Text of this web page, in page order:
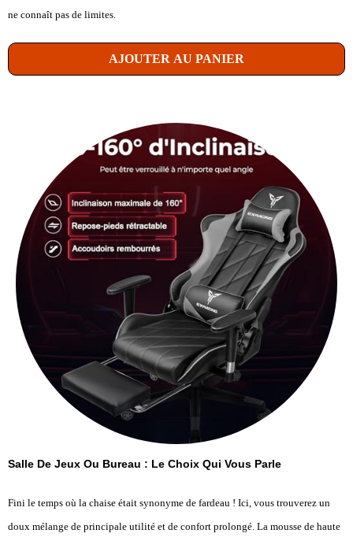
ne connaît pas de limites.
AJOUTER AU PANIER
Salle De Jeux Ou Bureau : Le Choix Qui Vous Parle
Fini le temps où la chaise était synonyme de fardeau ! Ici, vous trouverez un
doux mélange de principale utilité et de confort prolongé. La mousse de haute